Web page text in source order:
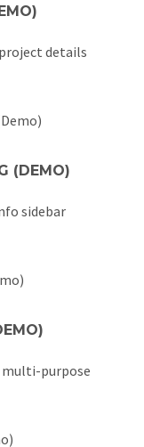
details
(DEMO)
sidebar
purpose